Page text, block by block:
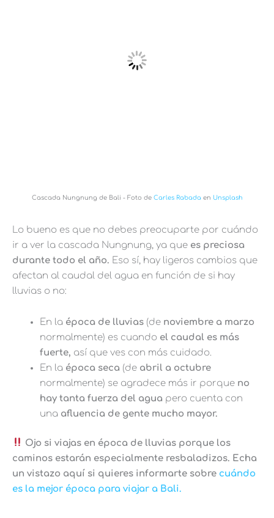
Cascada Nungnung de Bali - Foto de Carles Rabadaen Unsplash
Lo bueno es que no debes preocuparte por cuándo
ir a ver la cascada Nungnung, ya que es preciosa
durante todo el año. Eso sí, hay ligeros cambios que
afectan al caudal del agua en función de si hay
lluvias o no:
En la época de lluvias (de noviembre a marzo
normalmente) es cuando el caudal es más
fuerte, así que ves con más cuidado.
En la época seca (de abril a octubre
normalmente) se agradece más ir porque no
hay tanta fuerza del agua pero cuenta con
una afluencia de gente mucho mayor.
Ojo si viajas en época de lluvias porque los
caminos estarán especialmente resbaladizos. Echa
un vistazo aquí si quieres informarte sobre cuándo
es la mejor época para viajar a Bali.